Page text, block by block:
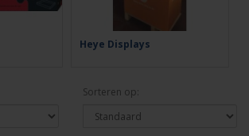
Heye Displays
Sorteren op: